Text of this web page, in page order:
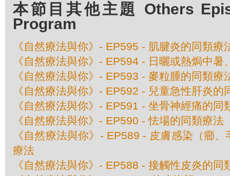
本節目其他主題 Others
Program
《自然療法與你》- EP595 - 肌腱炎的同類療
《自然療法與你》- EP594 - 日曬或熱焗中暑
《自然療法與你》- EP593 - 麥粒腫的同類療
《自然療法與你》- EP592 - 兒童急性肝炎的
《自然療法與你》- EP591 - 坐骨神經痛的同
《自然療法與你》- EP590 - 怯場的同類療法
《自然療法與你》- EP589 - 皮膚感染（癤
療法
《自然療法與你》- EP588 - 接觸性皮炎的同